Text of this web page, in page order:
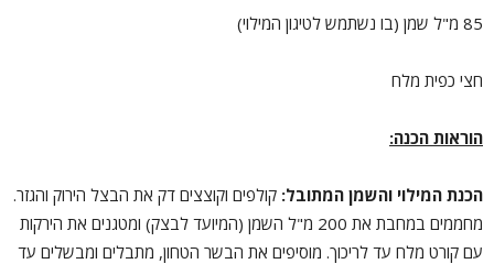
85 מ"ל שמן (בו נשתמש לטיגון המילוי)
חצי כפית מלח
הוראות הכנה:
הכנת המילוי והשמן המתובל: קולפים וקוצצים דק את הבצל הירוק והגזר.
מחממים במחבת את 200 מ"ל השמן (המיועד לבצק) ומטגנים את הירקות
עם קורט מלח עד לריכוך. מוסיפים את הבשר הטחון, מתבלים ומבשלים עד